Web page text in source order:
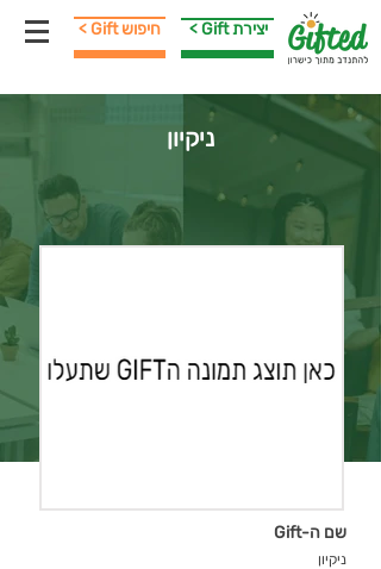
< Gift חיפוש < Gift יצירת
ניקיון
שם ה-Gift
ניקיון